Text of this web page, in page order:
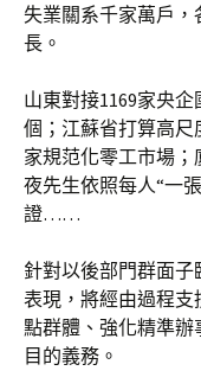
失業關系千家萬戶
長。
山東對接1169家央
個；江蘇省打算高尺
家規范化零工市場
夜先生依照每人“一
證……
針對以後部門群面
表現，將經由過程
點群體、強化精準
目的義務。